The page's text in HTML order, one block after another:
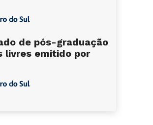
de pós-graduação
livres emitido por